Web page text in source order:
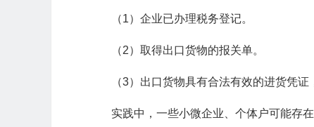
（1）企业已办理税务登记。
（2）取得出口货物的报关单。
（3）出口货物具有合法有效的进货凭证
实践中，一些小微企业、个体户可能存在